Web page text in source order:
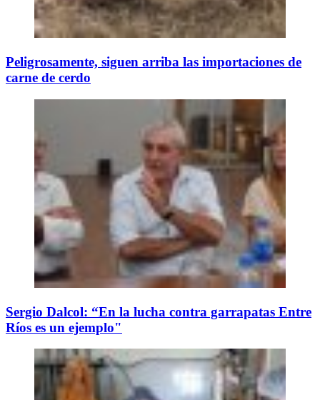
Peligrosamente, siguen arriba las importaciones de
carne de cerdo
Sergio Dalcol: “En la lucha contra garrapatas Entre
Ríos es un ejemplo"